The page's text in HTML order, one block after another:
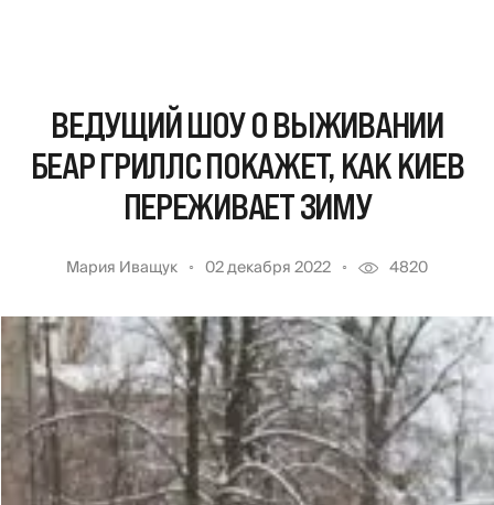
ВЕДУЩИЙ ШОУ О ВЫЖИВАНИИ
БЕАР ГРИЛЛС ПОКАЖЕТ, КАК КИЕВ
ПЕРЕЖИВАЕТ ЗИМУ
Мария Иващук 02 декабря 2022 4820